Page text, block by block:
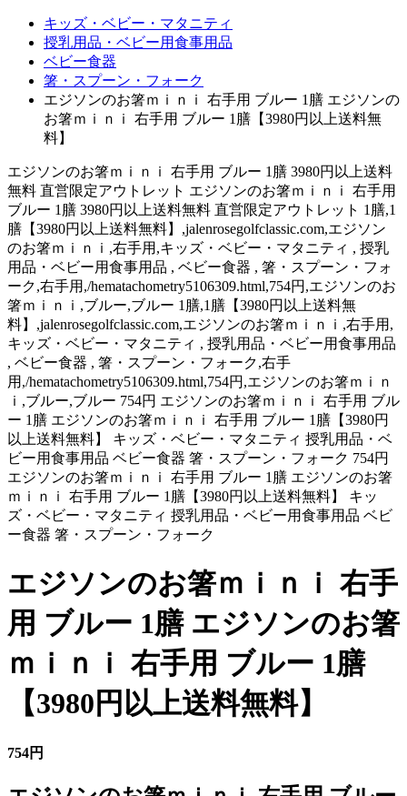
キッズ・ベビー・マタニティ
授乳用品・ベビー用食事用品
ベビー食器
箸・スプーン・フォーク
エジソンのお箸ｍｉｎｉ 右手用 ブルー 1膳 エジソンの
お箸ｍｉｎｉ 右手用 ブルー 1膳【3980円以上送料無
料】
エジソンのお箸ｍｉｎｉ 右手用 ブルー 1膳 3980円以上送料
無料 直営限定アウトレット エジソンのお箸ｍｉｎｉ 右手用
ブルー 1膳 3980円以上送料無料 直営限定アウトレット 1膳,1
膳【3980円以上送料無料】,jalenrosegolfclassic.com,エジソン
のお箸ｍｉｎｉ,右手用,キッズ・ベビー・マタニティ , 授乳
用品・ベビー用食事用品 , ベビー食器 , 箸・スプーン・フォ
ーク,右手用,/hematachometry5106309.html,754円,エジソンのお
箸ｍｉｎｉ,ブルー,ブルー 1膳,1膳【3980円以上送料無
料】,jalenrosegolfclassic.com,エジソンのお箸ｍｉｎｉ,右手用,
キッズ・ベビー・マタニティ , 授乳用品・ベビー用食事用品
, ベビー食器 , 箸・スプーン・フォーク,右手
用,/hematachometry5106309.html,754円,エジソンのお箸ｍｉｎ
ｉ,ブルー,ブルー 754円 エジソンのお箸ｍｉｎｉ 右手用 ブル
ー 1膳 エジソンのお箸ｍｉｎｉ 右手用 ブルー 1膳【3980円
以上送料無料】 キッズ・ベビー・マタニティ 授乳用品・ベ
ビー用食事用品 ベビー食器 箸・スプーン・フォーク 754円
エジソンのお箸ｍｉｎｉ 右手用 ブルー 1膳 エジソンのお箸
ｍｉｎｉ 右手用 ブルー 1膳【3980円以上送料無料】 キッ
ズ・ベビー・マタニティ 授乳用品・ベビー用食事用品 ベビ
ー食器 箸・スプーン・フォーク
エジソンのお箸ｍｉｎｉ 右手
用 ブルー 1膳 エジソンのお箸
ｍｉｎｉ 右手用 ブルー 1膳
【3980円以上送料無料】
754円